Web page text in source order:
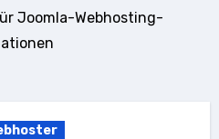
Joomla-Webhosting-